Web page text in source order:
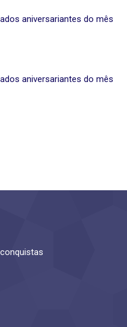
aniversariantes do mês
aniversariantes do mês